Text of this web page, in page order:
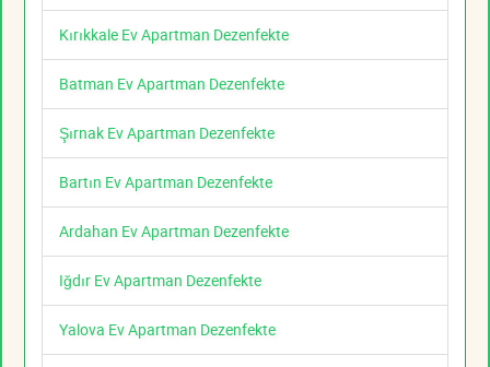
Kırıkkale Ev Apartman Dezenfekte
Batman Ev Apartman Dezenfekte
Şırnak Ev Apartman Dezenfekte
Bartın Ev Apartman Dezenfekte
Ardahan Ev Apartman Dezenfekte
Iğdır Ev Apartman Dezenfekte
Yalova Ev Apartman Dezenfekte